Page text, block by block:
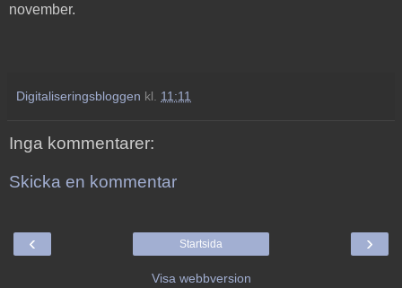
november.
Digitaliseringsbloggen kl. 11:11
Inga kommentarer:
Skicka en kommentar
‹ ›
Startsida
Visa webbversion